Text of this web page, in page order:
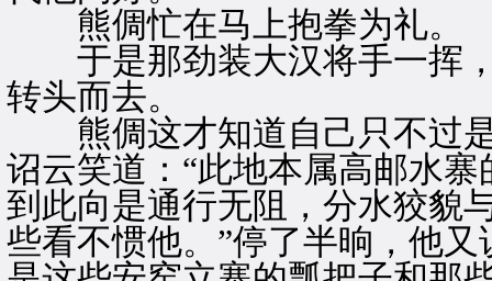
熊倜忙在马上抱拳为礼。
于是那劲装大汉将手一挥，
转头而去。
熊倜这才知道自己只不过是
诏云笑道：“此地本属高邮水
到此向是通行无阻，分水狡貌
些看不惯他。”停了半晌，他